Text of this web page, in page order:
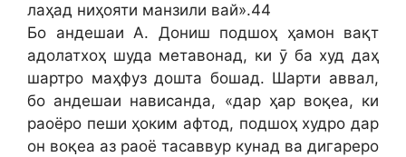
лаҳад ниҳояти манзили вай».44
Бо андешаи А. Дониш подшоҳ ҳамон вақт
адолатхоҳ шуда метавонад, ки ӯ ба худ даҳ
шартро маҳфуз дошта бошад. Шарти аввал,
бо андешаи нависанда, «дар ҳар воқеа, ки
раоёро пеши ҳоким афтод, подшоҳ худро дар
он воқеа аз раоё тасаввур кунад ва дигареро